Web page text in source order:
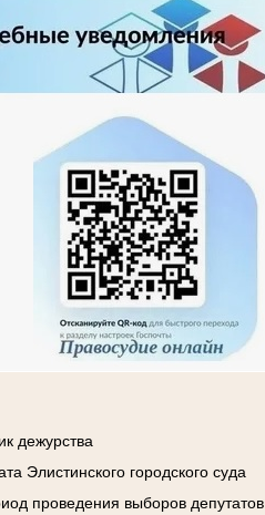
дежурства
Элистинского городского суда
проведения выборов депутатов